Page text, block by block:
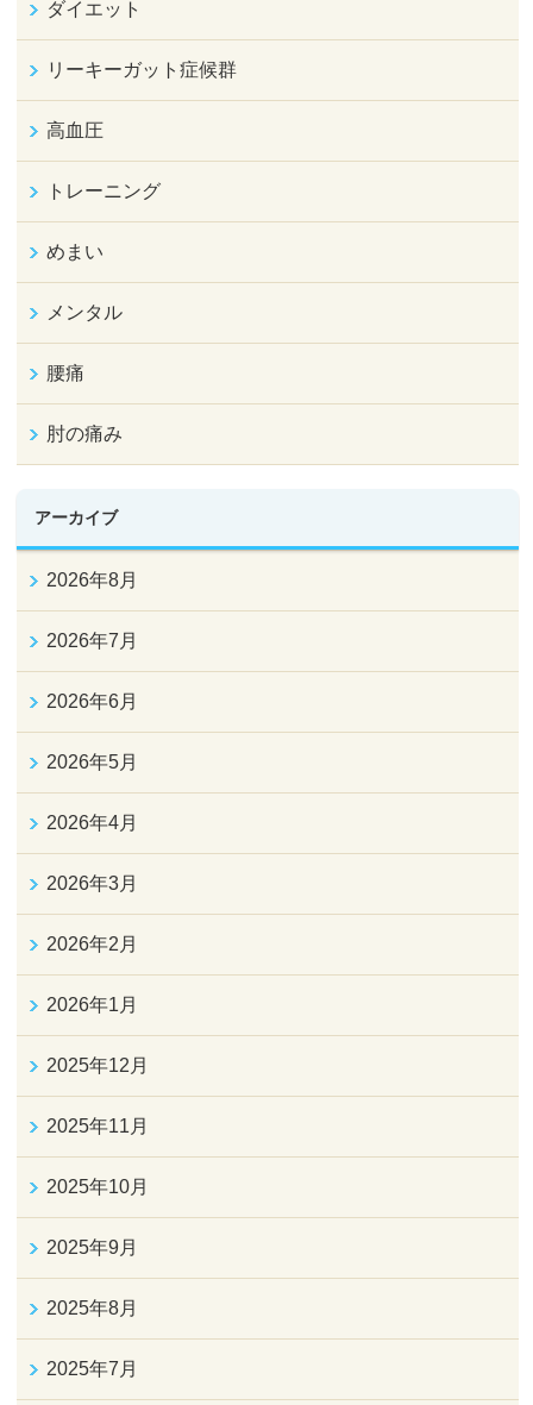
ダイエット
リーキーガット症候群
高血圧
トレーニング
めまい
メンタル
腰痛
肘の痛み
アーカイブ
2026年8月
2026年7月
2026年6月
2026年5月
2026年4月
2026年3月
2026年2月
2026年1月
2025年12月
2025年11月
2025年10月
2025年9月
2025年8月
2025年7月